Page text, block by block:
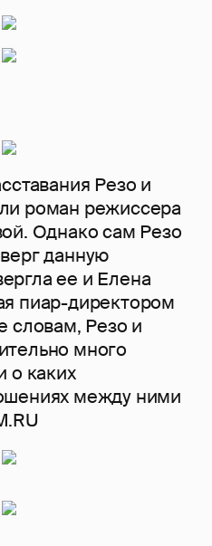
Резо и
роман режиссера
Однако сам Резо
данную
ее и Елена
пиар-директором
словам, Резо и
много
о каких
между ними